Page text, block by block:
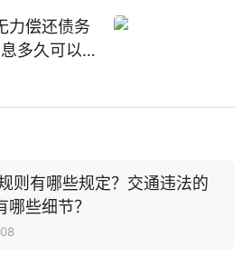
力偿还债务
多久可以
则有哪些规定？交通违法的
些细节？